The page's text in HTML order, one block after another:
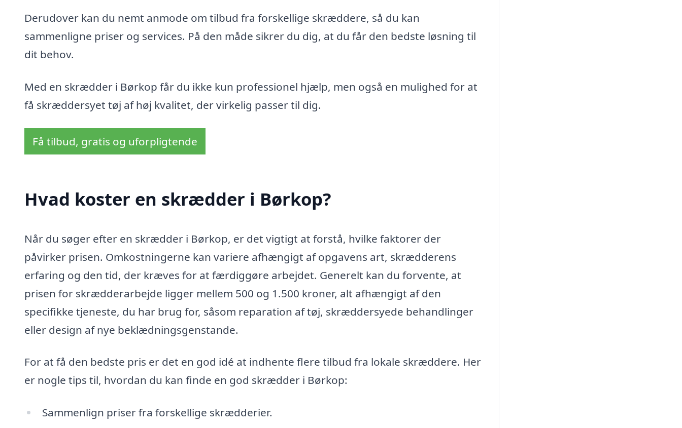
Derudover kan du nemt anmode om tilbud fra forskellige skræddere, så du kan
sammenligne priser og services. På den måde sikrer du dig, at du får den bedste løsning til
dit behov.
Med en skrædder i Børkop får du ikke kun professionel hjælp, men også en mulighed for at
få skræddersyet tøj af høj kvalitet, der virkelig passer til dig.
Få tilbud, gratis og uforpligtende
Hvad koster en skrædder i Børkop?
Når du søger efter en skrædder i Børkop, er det vigtigt at forstå, hvilke faktorer der
påvirker prisen. Omkostningerne kan variere afhængigt af opgavens art, skrædderens
erfaring og den tid, der kræves for at færdiggøre arbejdet. Generelt kan du forvente, at
prisen for skrædderarbejde ligger mellem 500 og 1.500 kroner, alt afhængigt af den
specifikke tjeneste, du har brug for, såsom reparation af tøj, skræddersyede behandlinger
eller design af nye beklædningsgenstande.
For at få den bedste pris er det en god idé at indhente flere tilbud fra lokale skræddere. Her
er nogle tips til, hvordan du kan finde en god skrædder i Børkop:
Sammenlign priser fra forskellige skrædderier.